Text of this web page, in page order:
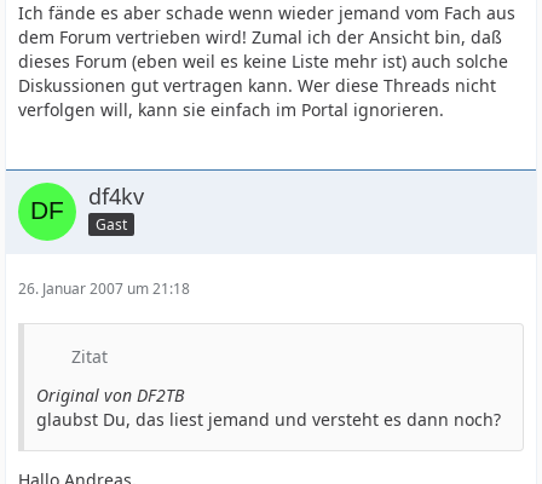
Ich fände es aber schade wenn wieder jemand vom Fach aus
dem Forum vertrieben wird! Zumal ich der Ansicht bin, daß
dieses Forum (eben weil es keine Liste mehr ist) auch solche
Diskussionen gut vertragen kann. Wer diese Threads nicht
verfolgen will, kann sie einfach im Portal ignorieren.
df4kv
Gast
26. Januar 2007 um 21:18
Zitat
Original von DF2TB
glaubst Du, das liest jemand und versteht es dann noch?